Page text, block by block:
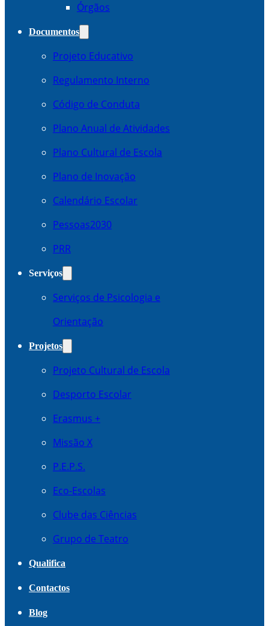
Órgãos
Documentos
Projeto Educativo
Regulamento Interno
Código de Conduta
Plano Anual de Atividades
Plano Cultural de Escola
Plano de Inovação
Calendário Escolar
Pessoas2030
PRR
Serviços
Serviços de Psicologia e
Orientação
Projetos
Projeto Cultural de Escola
Desporto Escolar
Erasmus +
Missão X
P.E.P.S.
Eco-Escolas
Clube das Ciências
Grupo de Teatro
Qualifica
Contactos
Blog